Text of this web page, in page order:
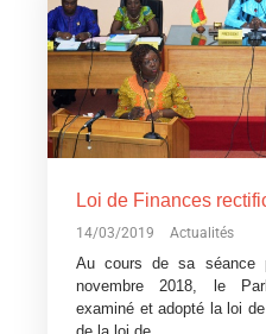
14/03/2019 Actualités
Au cours de sa séance
novembre 2018, le
examiné et adopté la loi